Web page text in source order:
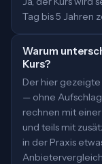
Tag bis 5 Jahren
Warum
Kurs?
Der hier
— ohne
rechnen mit
und teils mit
in der Praxis